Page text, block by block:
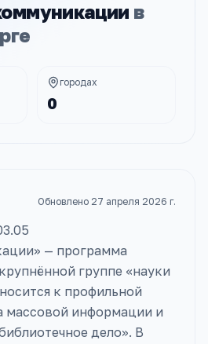
в
городах
0
Обновлено 27 апреля 2026 г.
— программа
группе «науки
к профильной
массовой информации и
дело». В